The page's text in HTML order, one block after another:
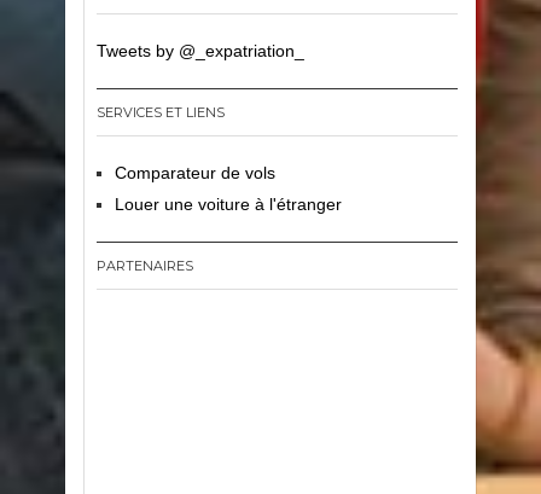
Tweets by @_expatriation_
SERVICES ET LIENS
Comparateur de vols
Louer une voiture à l'étranger
PARTENAIRES